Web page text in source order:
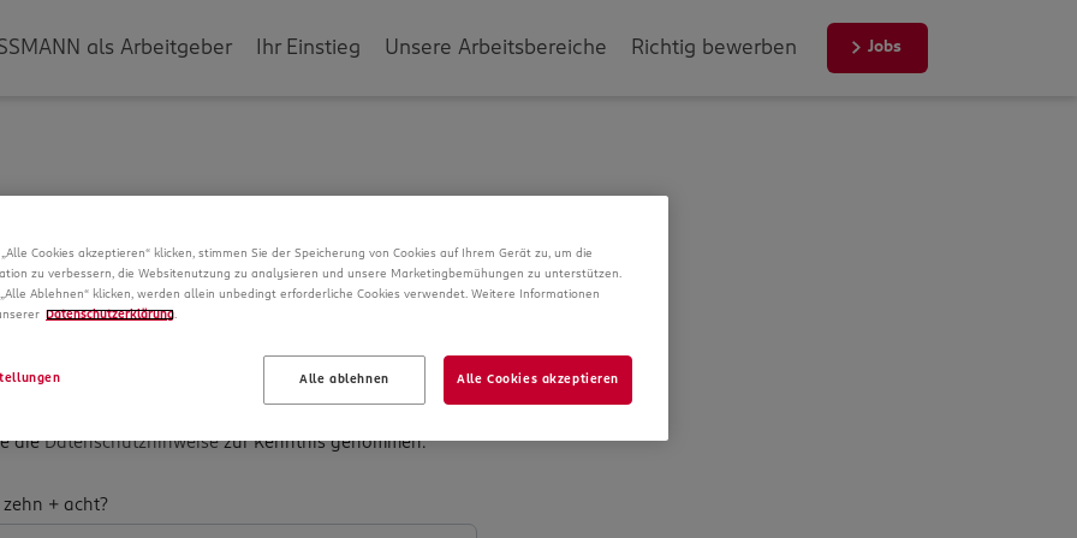
als Arbeitgeber Ihr Einstieg Unsere Arbeitsbereiche Richtig bewerben Jobs
wir Daten von Ihnen. In unseren
die Datenspeicherung und Ihre Rechte, bevor Sie mit
dieDatenschutzhinweisezur Kenntnis genommen.
+ acht?
Cookies akzeptieren“ klicken, stimmen Sie der Speicherung von Cookies auf Ihrem Gerät zu, um die
zu verbessern, die Websitenutzung zu analysieren und unsere Marketingbemühungen zu unterstützen.
Ablehnen“ klicken, werden allein unbedingt erforderliche Cookies verwendet. Weitere Informationen
Datenschutzerklärung.
Alle ablehnen Alle Cookies akzeptieren